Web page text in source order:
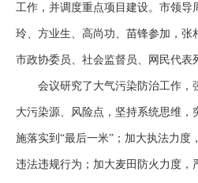
工作，并调度重点项目建设。市领导
玲、方业生、高尚功、苗锋参加，张
市政协委员、社会监督员、网民代表
会议研究了大气污染防治工作，
大污染源、风险点，坚持系统思维，
施落实到 “最后一米”；加大执法力度
违法违规行为；加大麦田防火力度，